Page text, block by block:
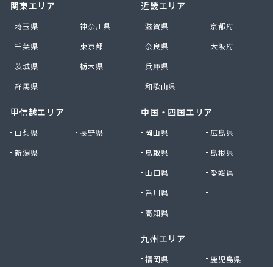
関東エリア
埼玉県
神奈川県
千葉県
東京都
茨城県
栃木県
群馬県
甲信越エリア
山梨県
長野県
新潟県
近畿エリア
滋賀県
京都府
奈良県
大阪府
兵庫県
和歌山県
中国・四国エリア
岡山県
広島県
鳥取県
島根県
山口県
愛媛県
香川県
高知県
九州エリア
福岡県
鹿児島県